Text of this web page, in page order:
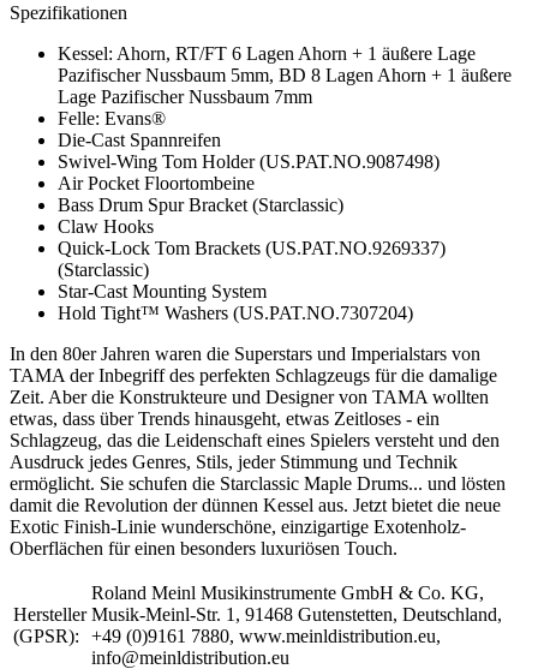
Spezifikationen
Kessel: Ahorn, RT/FT 6 Lagen Ahorn + 1 äußere Lage
Pazifischer Nussbaum 5mm, BD 8 Lagen Ahorn + 1 äußere
Lage Pazifischer Nussbaum 7mm
Felle: Evans®
Die-Cast Spannreifen
Swivel-Wing Tom Holder (US.PAT.NO.9087498)
Air Pocket Floortombeine
Bass Drum Spur Bracket (Starclassic)
Claw Hooks
Quick-Lock Tom Brackets (US.PAT.NO.9269337)
(Starclassic)
Star-Cast Mounting System
Hold Tight™ Washers (US.PAT.NO.7307204)
In den 80er Jahren waren die Superstars und Imperialstars von
TAMA der Inbegriff des perfekten Schlagzeugs für die damalige
Zeit. Aber die Konstrukteure und Designer von TAMA wollten
etwas, dass über Trends hinausgeht, etwas Zeitloses - ein
Schlagzeug, das die Leidenschaft eines Spielers versteht und den
Ausdruck jedes Genres, Stils, jeder Stimmung und Technik
ermöglicht. Sie schufen die Starclassic Maple Drums... und lösten
damit die Revolution der dünnen Kessel aus. Jetzt bietet die neue
Exotic Finish-Linie wunderschöne, einzigartige Exotenholz-
Oberflächen für einen besonders luxuriösen Touch.
Hersteller
(GPSR):
Roland Meinl Musikinstrumente GmbH & Co. KG,
Musik-Meinl-Str. 1, 91468 Gutenstetten, Deutschland,
+49 (0)9161 7880, www.meinldistribution.eu,
info@meinldistribution.eu